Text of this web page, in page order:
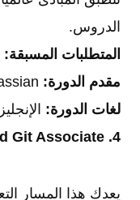
الدروس.
المتطلبات المسبقة:
مقدم الدورة:
لغات الدورة:
4. GitLab Certified Git Associate